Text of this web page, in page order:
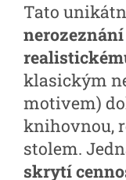
Tato
klasickým
motivem)
knihovnou,
stolem.
skrytí